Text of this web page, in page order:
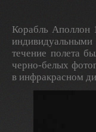
Корабль
течение полета
черно-белых
в инфракрасном